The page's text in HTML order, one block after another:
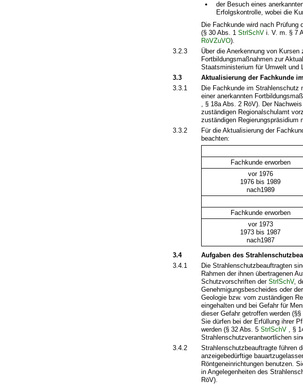
der Besuch eines
Erfolgskontrolle, wobei die
Die Fachkunde wird nach
(§ 30 Abs. 1StrlSchV i. V. m. § 7
RöVZuVO).
3.2.3
Über die Anerkennung von
Fortbildungsmaßnahmen zur
Staatsministerium für Umwelt und
3.3
Aktualisierung der Fachkunde
3.3.1
Die Fachkunde im Strahlenschutz
einer anerkannten
, § 18a Abs. 2 RöV). Der
zuständigen Regionalschulamt
zuständigen Regierungspräsidium
3.3.2
Für die Aktualisierung der
beachten:
Fachkunde erworben
vor 1976
1976 bis 1989
nach1989
Fachkunde erworben
vor 1973
1973 bis 1987
nach1987
3.4
Aufgaben des
3.4.1
Die Strahlenschutzbeauftragten
Rahmen der ihnen übertragenen
Schutzvorschriften derStrlSchV,
Genehmigungsbescheides oder
Geologie bzw. vom zuständigen
eingehalten und bei Gefahr für
dieser Gefahr getroffen werden
Sie dürfen bei der Erfüllung ihrer
werden (§ 32 Abs. 5StrlSchV , §
Strahlenschutzverantwortlichen
3.4.2
Strahlenschutzbeauftragte führen
anzeigebedürftige
Röntgeneinrichtungen benutzen.
in Angelegenheiten des
RöV).